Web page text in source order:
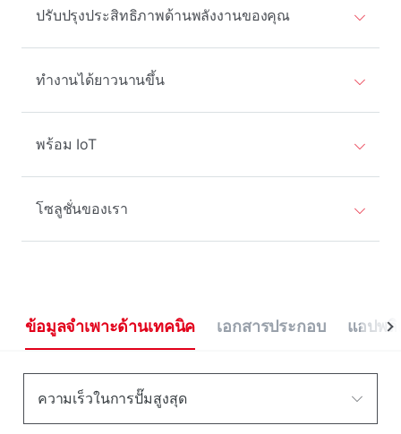
ปรับปรุงประสิทธิภาพด้านพลังงานของคุณ
ทํางานได้ยาวนานขึ้น
พร้อม IoT
โซลูชั่นของเรา
ข้อมูลจําเพาะด้านเทคนิค เอกสารประกอบ แอปพลิ
ความเร็วในการปั๊มสูงสุด